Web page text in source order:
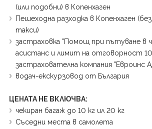
(или подобни) в Копенхаген
Пешеходна разходка в Копенхаген
такси)
застраховка "Помощ при пътуване в
асистанс и лимит на отговорност
застрахователна компания "Евроинс
водач-екскурзовод от България
ЦЕНАТА НЕ ВКЛЮЧВА:
чекиран багаж до 10 кг ил 20 кг
Съседни места в самолета